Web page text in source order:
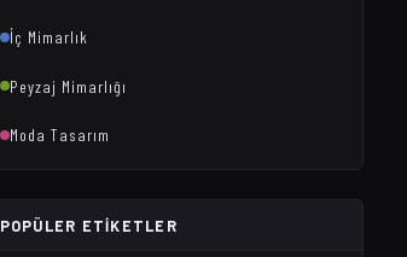
İç Mimarlık
Peyzaj Mimarlığı
Moda Tasarım
POPÜLER ETIKETLER